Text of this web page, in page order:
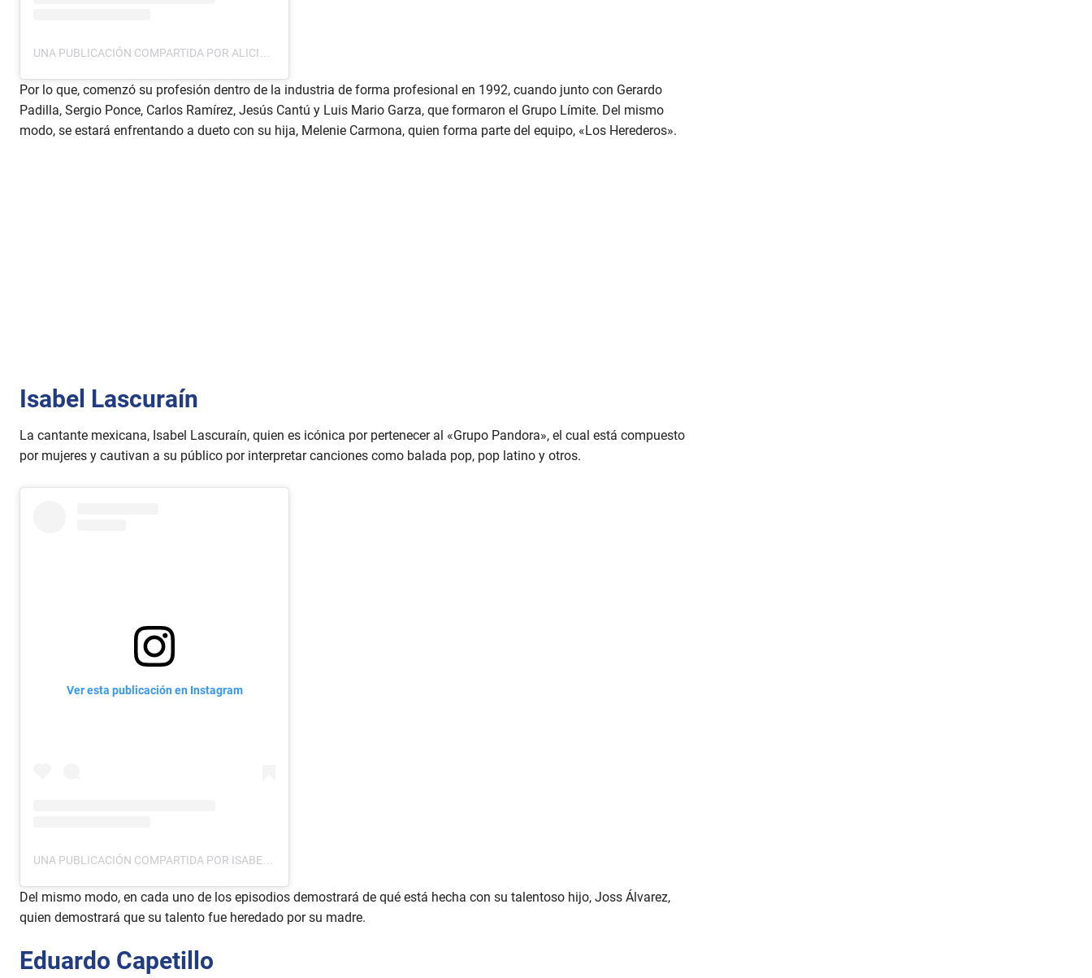
UNA PUBLICACIÓN COMPARTIDA POR ALICIA VILLARREAL (@LAVILLARREALMX)
Por lo que, comenzó su profesión dentro de la industria de forma profesional en 1992, cuando junto con Gerardo
Padilla, Sergio Ponce, Carlos Ramírez, Jesús Cantú y Luis Mario Garza, que formaron el Grupo Límite. Del mismo
modo, se estará enfrentando a dueto con su hija, Melenie Carmona, quien forma parte del equipo, «Los Herederos».
Isabel Lascuraín
La cantante mexicana, Isabel Lascuraín, quien es icónica por pertenecer al «Grupo Pandora», el cual está compuesto
por mujeres y cautivan a su público por interpretar canciones como balada pop, pop latino y otros.
Ver esta publicación en Instagram
Del mismo modo, en cada uno de los episodios demostrará de qué está hecha con su talentoso hijo, Joss Álvarez,
quien demostrará que su talento fue heredado por su madre.
Eduardo Capetillo